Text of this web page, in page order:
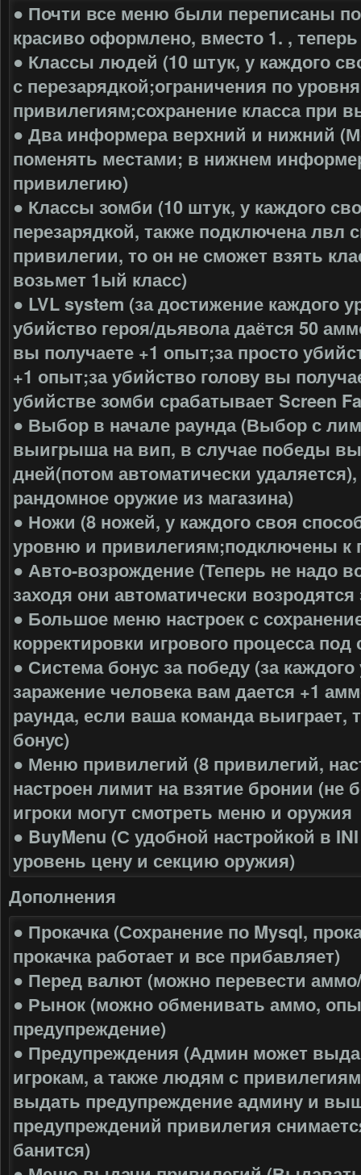
● Почти все меню были переписаны
красиво оформлено, вместо 1. ,
● Классы людей (10 штук, у каждого
с перезарядкой;ограничения по
привилегиям;сохранение класса при
● Два информера верхний и нижний
поменять местами; в нижнем
привилегию)
● Классы зомби (10 штук, у каждого
перезарядкой, также подключена лвл
привилегии, то он не сможет взять
возьмет 1ый класс)
● LVL system (за достижение каждого
убийство героя/дьявола даётся 50
вы получаете +1 опыт;за просто
+1 опыт;за убийство голову вы
убийстве зомби срабатывает Screen
● Выбор в начале раунда (Выбор с
выигрыша на вип, в случае победы
дней(потом автоматически
рандомное оружие из магазина)
● Ножи (8 ножей, у каждого своя
уровню и привилегиям;подключены к
● Авто-возрождение (Теперь не надо
заходя они автоматически
● Большое меню настроек с
корректировки игрового процесса под
● Система бонус за победу (за
заражение человека вам дается +1
раунда, если ваша команда выиграет,
бонус)
● Меню привилегий (8 привилегий,
настроен лимит на взятие бронии (не
игроки могут смотреть меню и оружия
● BuyMenu (С удобной настройкой в
уровень цену и секцию оружия)
Дополнения
● Прокачка (Сохранение по Mysql,
прокачка работает и все прибавляет)
● Перед валют (можно перевести
● Рынок (можно обменивать аммо,
предупреждение)
● Предупреждения (Админ может
игрокам, а также людям с
выдать предупреждение админу и
предупреждений привилегия
банится)